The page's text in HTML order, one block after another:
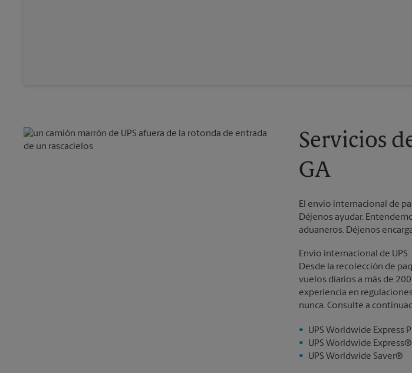
Servicios
GA
El envío internacional de
Déjenos ayudar.
aduaneros. Déjenos
Envío internacional de UPS:
Desde la recolección de
vuelos diarios a más de
experiencia en
nunca. Consulte a
UPS Worldwide Express
UPS Worldwide Express®
UPS Worldwide Saver®